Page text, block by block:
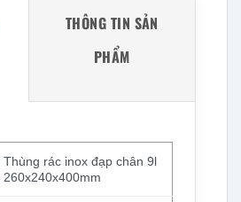
THÔNG TIN SẢN
PHẨM
Thùng rác inox đạp chân 9l
260x240x400mm